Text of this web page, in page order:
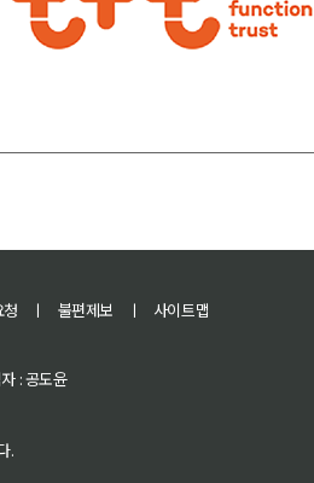
ㅣ 불편제보 ㅣ
사이트맵
: 공도윤
.